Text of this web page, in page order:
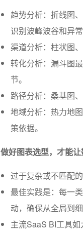
趋势分析：折线图
识别波峰波谷和异常
渠道分析：柱状图
转化分析：漏斗图
节。
路径分析：桑基图
地域分析：热力地
策依据。
做好图表选型，才能让
过于复杂或不匹配
最佳实践是：每一
动，确保从全局到
主流SaaS BI工具